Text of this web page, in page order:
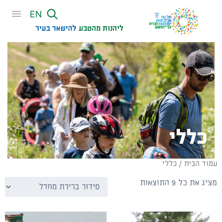
מֻפְעֶלֶת
מַעֲרֶכֶת
נָגִישׁ
בִּקְלִיק
הַמְּסַיַּעַת
לִנְגִישׁוּת
הָאֲתָר.
EN
ליהנות מהטבע להישאר בעיר​
כללי
עמוד הבית / כללי
מציג את כל 9 התוצאות